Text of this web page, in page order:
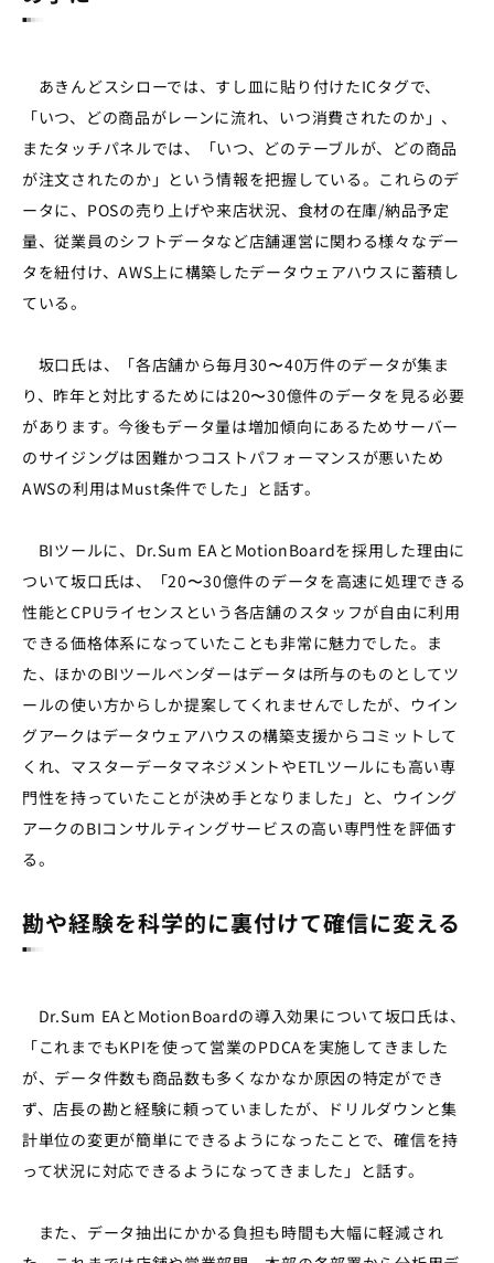
あきんどスシローでは、すし皿に貼り付けたICタグで、
「いつ、どの商品がレーンに流れ、いつ消費されたのか」、
またタッチパネルでは、「いつ、どのテーブルが、どの商品
が注文されたのか」という情報を把握している。これらのデ
ータに、POSの売り上げや来店状況、食材の在庫/納品予定
量、従業員のシフトデータなど店舗運営に関わる様々なデー
タを紐付け、AWS上に構築したデータウェアハウスに蓄積し
ている。
坂口氏は、「各店舗から毎月30〜40万件のデータが集ま
り、昨年と対比するためには20〜30億件のデータを見る必要
があります。今後もデータ量は増加傾向にあるためサーバー
のサイジングは困難かつコストパフォーマンスが悪いため
AWSの利用はMust条件でした」と話す。
BIツールに、Dr.Sum EAとMotionBoardを採用した理由に
ついて坂口氏は、「20〜30億件のデータを高速に処理できる
性能とCPUライセンスという各店舗のスタッフが自由に利用
できる価格体系になっていたことも非常に魅力でした。ま
た、ほかのBIツールベンダーはデータは所与のものとしてツ
ールの使い方からしか提案してくれませんでしたが、ウイン
グアークはデータウェアハウスの構築支援からコミットして
くれ、マスターデータマネジメントやETLツールにも高い専
門性を持っていたことが決め手となりました」と、ウイング
アークのBIコンサルティングサービスの高い専門性を評価す
る。
勘や経験を科学的に裏付けて確信に変える
Dr.Sum EAとMotionBoardの導入効果について坂口氏は、
「これまでもKPIを使って営業のPDCAを実施してきました
が、データ件数も商品数も多くなかなか原因の特定ができ
ず、店長の勘と経験に頼っていましたが、ドリルダウンと集
計単位の変更が簡単にできるようになったことで、確信を持
って状況に対応できるようになってきました」と話す。
また、データ抽出にかかる負担も時間も大幅に軽減され